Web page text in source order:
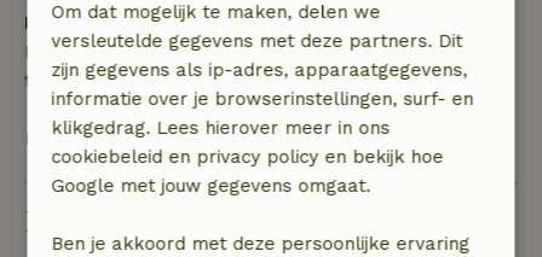
Borg
Een borg van € 100,00 is van toepassing. Je wordt
terugbetaald na het uitchecken.
Bekijk alles
Duurzaamheid
Om dat mogelijk te maken, delen we
versleutelde gegevens met deze partners. Dit
zijn gegevens als ip-adres, apparaatgegevens,
informatie over je browserinstellingen, surf- en
klikgedrag. Lees hierover meer in ons
cookiebeleid en privacy policy en bekijk hoe
Google met jouw gegevens omgaat.
Ben je akkoord met deze persoonlijke ervaring